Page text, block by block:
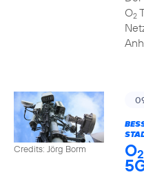
O2
Credits: Jörg Borm O2